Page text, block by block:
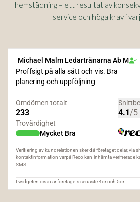
hemstädning – ett resultat av
service och höga krav i